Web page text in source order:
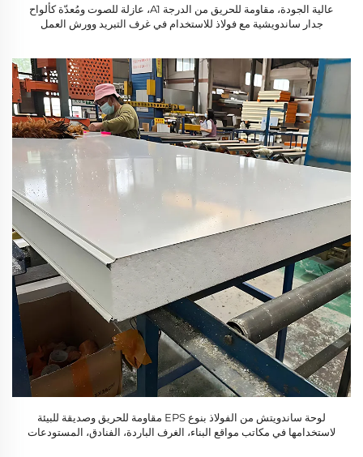
عالية الجودة، مقاومة للحريق من الدرجة A1، عازلة للصوت ومُعدّة كألواح
جدار ساندويشية مع فولاذ للاستخدام في غرف التبريد وورش العمل
لوحة ساندويتش من الفولاذ بنوع EPS مقاومة للحريق وصديقة للبيئة
لاستخدامها في مكاتب مواقع البناء، الغرف الباردة، الفنادق، المستودعات